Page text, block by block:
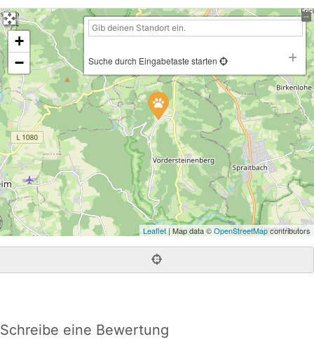
+
−
Suche durch Eingabetaste starten
Leaflet| Map data ©OpenStreetMapcontributors
Schreibe eine Bewertung